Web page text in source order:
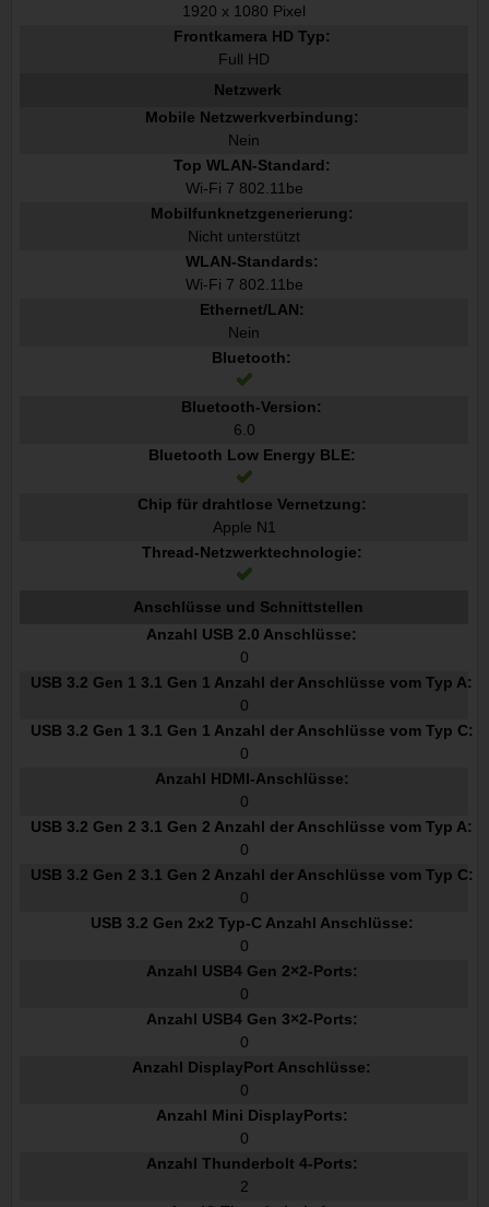
1920 x 1080 Pixel
Frontkamera HD Typ:
Full HD
Netzwerk
Mobile Netzwerkverbindung:
Nein
Top WLAN-Standard:
Wi-Fi 7 802.11be
Mobilfunknetzgenerierung:
Nicht unterstützt
WLAN-Standards:
Wi-Fi 7 802.11be
Ethernet/LAN:
Nein
Bluetooth:
Bluetooth-Version:
6.0
Bluetooth Low Energy BLE:
Chip für drahtlose Vernetzung:
Apple N1
Thread-Netzwerktechnologie:
Anschlüsse und Schnittstellen
Anzahl USB 2.0 Anschlüsse:
0
USB 3.2 Gen 1 3.1 Gen 1 Anzahl der Anschlüsse vom Typ A:
0
USB 3.2 Gen 1 3.1 Gen 1 Anzahl der Anschlüsse vom Typ C:
0
Anzahl HDMI-Anschlüsse:
0
USB 3.2 Gen 2 3.1 Gen 2 Anzahl der Anschlüsse vom Typ A:
0
USB 3.2 Gen 2 3.1 Gen 2 Anzahl der Anschlüsse vom Typ C:
0
USB 3.2 Gen 2x2 Typ-C Anzahl Anschlüsse:
0
Anzahl USB4 Gen 2×2-Ports:
0
Anzahl USB4 Gen 3×2-Ports:
0
Anzahl DisplayPort Anschlüsse:
0
Anzahl Mini DisplayPorts:
0
Anzahl Thunderbolt 4-Ports:
2